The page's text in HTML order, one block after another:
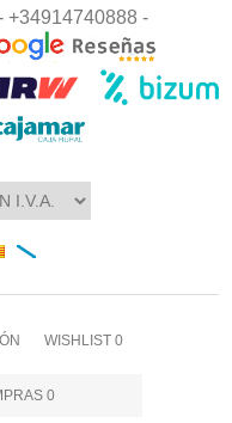
+34914740888 -
WISHLIST 0
0